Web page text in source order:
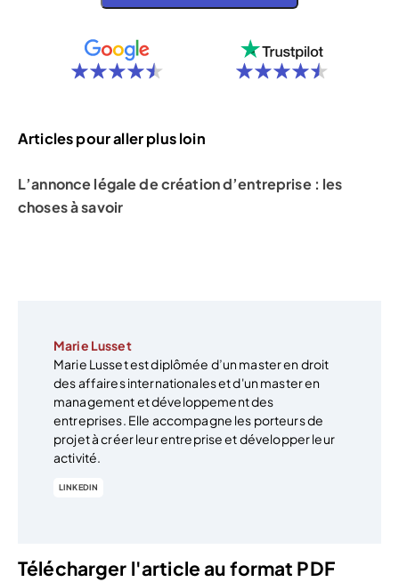
Articles pour aller plus loin
L’annonce légale de création d’entreprise : les
choses à savoir
Marie Lusset
Marie Lusset est diplômée d’un master en droit
des affaires internationales et d'un master en
management et développement des
entreprises. Elle accompagne les porteurs de
projet à créer leur entreprise et développer leur
activité.
LINKEDIN
Télécharger l'article au format PDF